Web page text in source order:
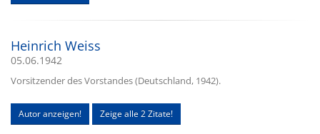
Heinrich Weiss
05.06.1942
Vorsitzender des Vorstandes (Deutschland, 1942).
Autor anzeigen! Zeige alle 2 Zitate!